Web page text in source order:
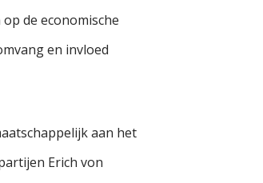
de economische
en invloed
aan het
Erich von